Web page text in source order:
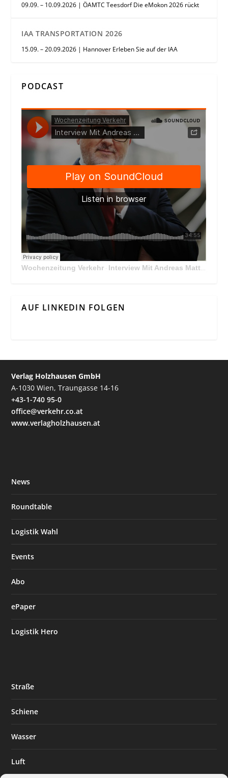
09.09. – 10.09.2026 | ÖAMTC Teesdorf Die eMokon 2026 rückt
IAA TRANSPORTATION 2026
15.09. – 20.09.2026 | Hannover Erleben Sie auf der IAA
PODCAST
Wochenzeitung Verkehr · Interview Mit Andreas Matthä, CEO der ÖBB Holding
AUF LINKEDIN FOLGEN
Verlag Holzhausen GmbH
A-1030 Wien, Traungasse 14-16
+43-1-740 95-0
office@verkehr.co.at
www.verlagholzhausen.at
News
Roundtable
Logistik Wahl
Events
Abo
ePaper
Logistik Hero
Straße
Schiene
Wasser
Luft